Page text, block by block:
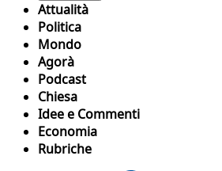
Attualità
Politica
Mondo
Agorà
Podcast
Chiesa
Idee e Commenti
Economia
Rubriche